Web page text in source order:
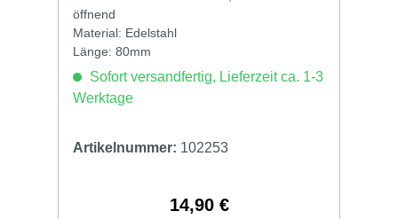
öffnend
Material: Edelstahl
Länge: 80mm
Sofort versandfertig, Lieferzeit ca. 1-3
Werktage
Artikelnummer: 102253
Regulärer Preis:
14,90 €